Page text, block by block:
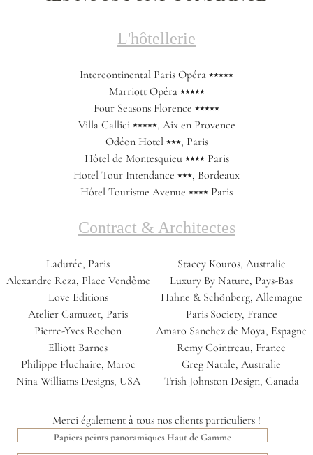
L'hôtellerie
Intercontinental Paris Opéra ⭑⭑⭑⭑⭑
Marriott Opéra ⭑⭑⭑⭑⭑
Four Seasons Florence ⭑⭑⭑⭑⭑
Villa Gallici ⭑⭑⭑⭑⭑, Aix en Provence
Odéon Hotel ⭑⭑⭑, Paris
Hôtel de Montesquieu ⭑⭑⭑⭑ Paris
Hotel Tour Intendance ⭑⭑⭑, Bordeaux
Hôtel Tourisme Avenue ⭑⭑⭑⭑ Paris
Contract & Architectes
Ladurée, Paris
Alexandre Reza, Place Vendôme
Love Editions
Atelier Camuzet, Paris
Pierre-Yves Rochon
Elliott Barnes
Philippe Fluchaire, Maroc
Nina Williams Designs, USA
Stacey Kouros, Australie
Luxury By Nature, Pays-Bas
Hahne & Schönberg, Allemagne
Paris Society, France
Amaro Sanchez de Moya, Espagne
Remy Cointreau, France
Greg Natale, Australie
Trish Johnston Design, Canada
Merci également à tous nos clients particuliers !
Papiers peints panoramiques Haut de Gamme